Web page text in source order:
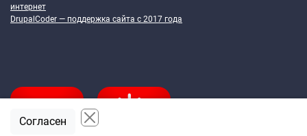
интернет
DrupalCoder — поддержка сайта c 2017 года
Согласен